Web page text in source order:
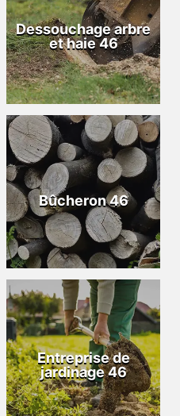
Dessouchage arbre
et haie 46
Bûcheron 46
Entreprise de
jardinage 46